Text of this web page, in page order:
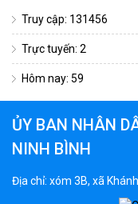
Truy cập: 131456
Trực tuyến: 2
Hôm nay: 59
ỦY BAN NHÂN
NINH BÌNH
Địa chỉ: xóm 3B, xã